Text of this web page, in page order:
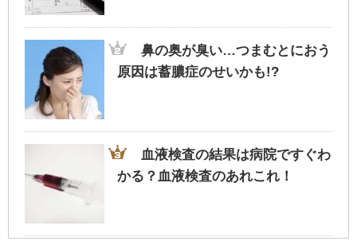
旦那が家事にうるさい！夫婦円満に過ごす
為のポイントとは？
車の免許証の取得を履歴書に書くか迷った
ルではない非日常
鼻の奥が臭い…つまむとにおう
原因は蓄膿症のせいかも!?
血液検査の結果は病院ですぐわ
かる？血液検査のあれこれ！